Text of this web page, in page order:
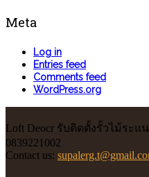
Meta
Log in
Entries feed
Comments feed
WordPress.org
Loft Deocr รับติดตั้งรั้วไม้ระแ
0839221002
Contact us: